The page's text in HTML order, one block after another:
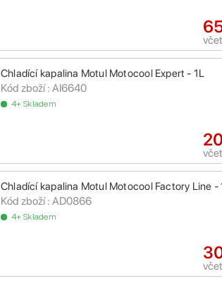
Chladící kapalina Motul Motocool Expert - 1L
Kód zboží : AI6640
4+ Skladem
Chladící kapalina Motul Motocool Factory Line -
Kód zboží : AD0866
4+ Skladem